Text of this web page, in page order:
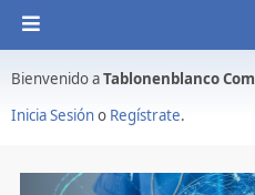
Bienvenido aTablonenblanco
Inicia Sesióno Regístrate.